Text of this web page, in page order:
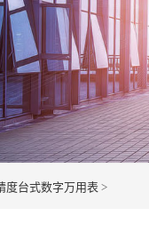
度台式数字万用表 >